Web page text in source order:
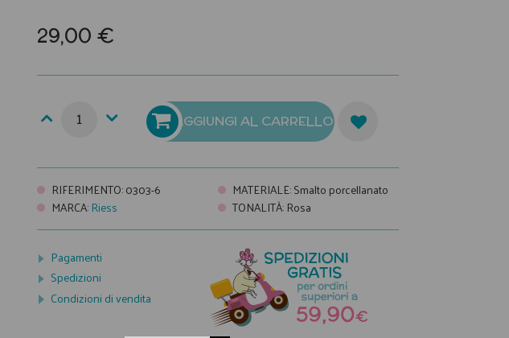
29,00 €
AGGIUNGI AL CARRELLO
RIFERIMENTO:0303-6 MATERIALE:Smalto porcellanato
MARCA:Riess TONALITÀ: Rosa
Pagamenti
Spedizioni
Condizioni di vendita